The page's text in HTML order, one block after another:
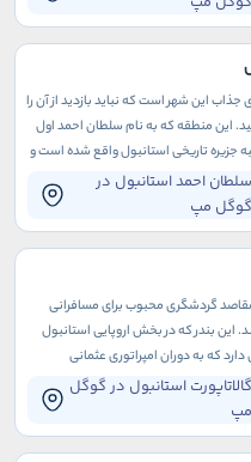
سلطان احمد استانبول در
گوگل مپ
این شهر است که نباید بازدید از آن را
این منطقه که به نام سلطان احمد اول
جزیره تاریخی استانبول واقع شده است و
دوران باستان برمی‌گردد
گالاتاپورت استانبول در گوگل
مپ
مقاصد گردشگری محبوب برای مسافرانی
این بندر که در بخش اروپایی استانبول
که به دوران امپراتوری عثمانی